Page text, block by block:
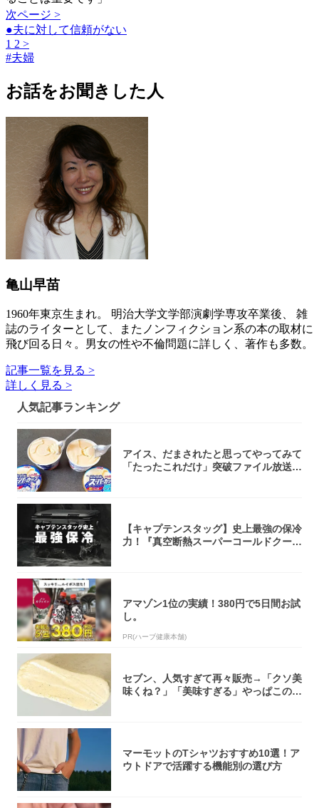
次ページ >
●夫に対して信頼がない
1 2 >
#夫婦
お話をお聞きした人
亀山早苗
1960年東京生まれ。 明治大学文学部演劇学専攻卒業後、 雑
誌のライターとして、またノンフィクション系の本の取材に
飛び回る日々。男女の性や不倫問題に詳しく、著作も多数。
記事一覧を見る >
詳しく見る >
人気記事ランキング
アイス、だまされたと思ってやってみて
「たったこれだけ」突破ファイル放送で
【キャプテンスタッグ】史上最強の保冷
力！『真空断熱スーパーコールドクーラ
アマゾン1位の実績！380円で5日間お試
し。
PR(ハーブ健康本舗)
セブン、人気すぎて再々販売→「クソ美
味くね？」「美味すぎる」やっぱこのク
マーモットのTシャツおすすめ10選！ア
ウトドアで活躍する機能別の選び方